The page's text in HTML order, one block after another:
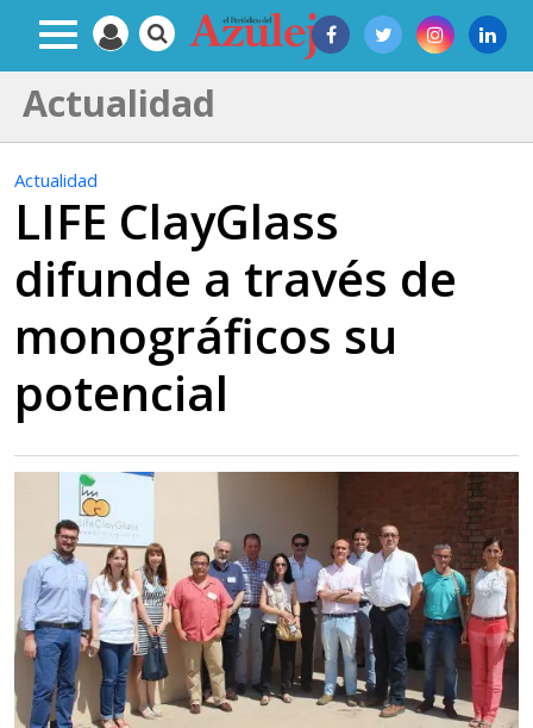
Actualidad
Actualidad
LIFE ClayGlass
difunde a través de
monográficos su
potencial